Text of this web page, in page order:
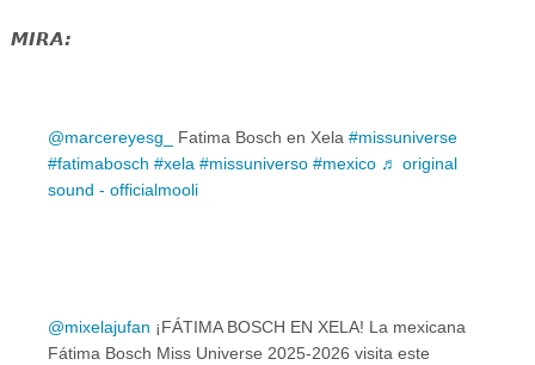
MIRA:
@marcereyesg_ Fatima Bosch en Xela #missuniverse
#fatimabosch #xela #missuniverso #mexico ♬ original
sound - officialmooli
@mixelajufan ¡FÁTIMA BOSCH EN XELA! La mexicana
Fátima Bosch Miss Universe 2025-2026 visita este